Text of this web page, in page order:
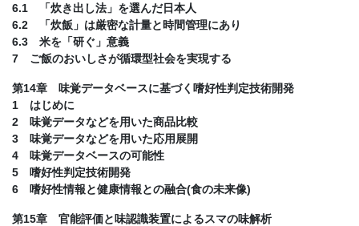
6.1 「炊き出し法」を選んだ日本人
6.2 「炊飯」は厳密な計量と時間管理にあり
6.3 米を「研ぐ」意義
7 ご飯のおいしさが循環型社会を実現する
第14章 味覚データベースに基づく嗜好性判定技術開発
1 はじめに
2 味覚データなどを用いた商品比較
3 味覚データなどを用いた応用展開
4 味覚データベースの可能性
5 嗜好性判定技術開発
6 嗜好性情報と健康情報との融合(食の未来像)
第15章 官能評価と味認識装置によるスマの味解析